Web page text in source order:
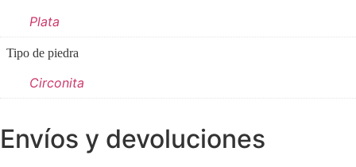
Plata
Tipo de piedra
Circonita
Envíos y devoluciones